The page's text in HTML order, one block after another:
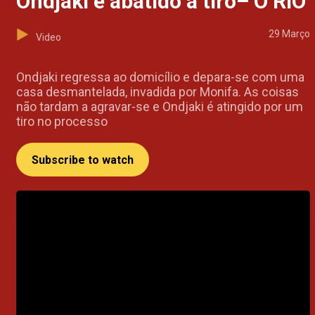
Video 29 Março
Ondjaki regressa ao domicílio e depara-se com uma
casa desmantelada, invadida por Monifa. As coisas
não tardam a agravar-se e Ondjaki é atingido por um
tiro no processo
Subscribe to watch